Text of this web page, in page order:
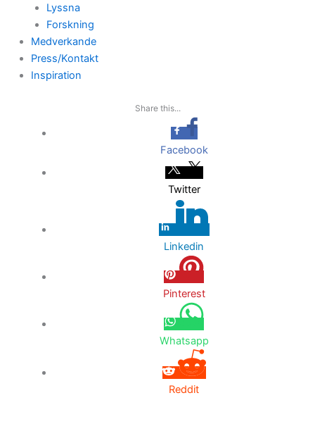
Lyssna
Forskning
Medverkande
Press/Kontakt
Inspiration
Share this...
Facebook
Twitter
Linkedin
Pinterest
Whatsapp
Reddit